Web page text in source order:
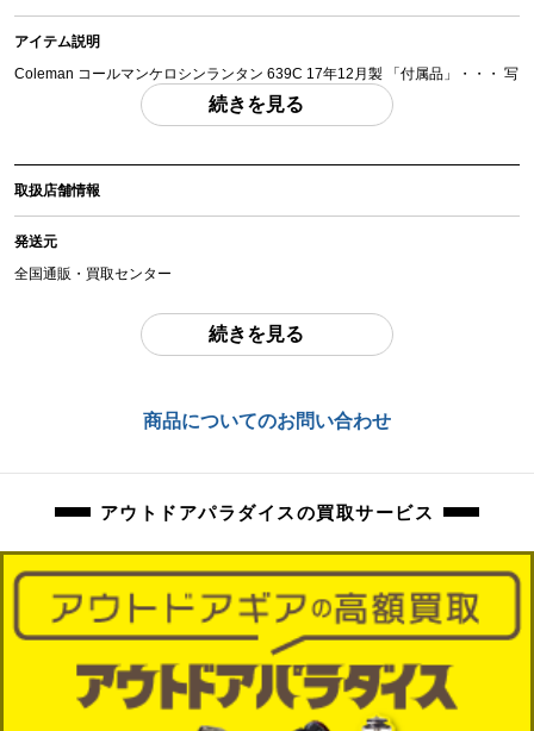
アイテム説明
Coleman コールマンケロシンランタン 639C 17年12月製 「付属品」・・・ 写
真のものがすべてになります。
(撮影、運搬備品は除く)
アイテム状態
中古：C（使用感あり/キズ、ヨゴレあり）
点火未確認の為現状品になります。調整や部品交換等必要な場合がございま
燃料は抜ける範囲で抜いておりますが、若干の抜ききれない分が入っている場
合がございます。マントルは付属しません。
続きを見る
取扱店舗情報
発送元
全国通販・買取センター
東京都江戸川区中葛西6-10-15 2F
続きを見る
商品についてのお問い合わせ
アウトドアパラダイスの買取サービス